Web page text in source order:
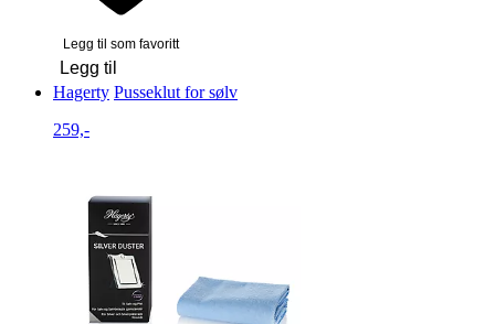
Legg til som favoritt
Legg til
Hagerty Pusseklut for sølv
259,-